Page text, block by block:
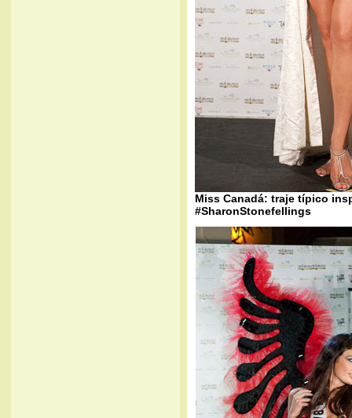
Miss Canadá: traje típico
#SharonStonefellings